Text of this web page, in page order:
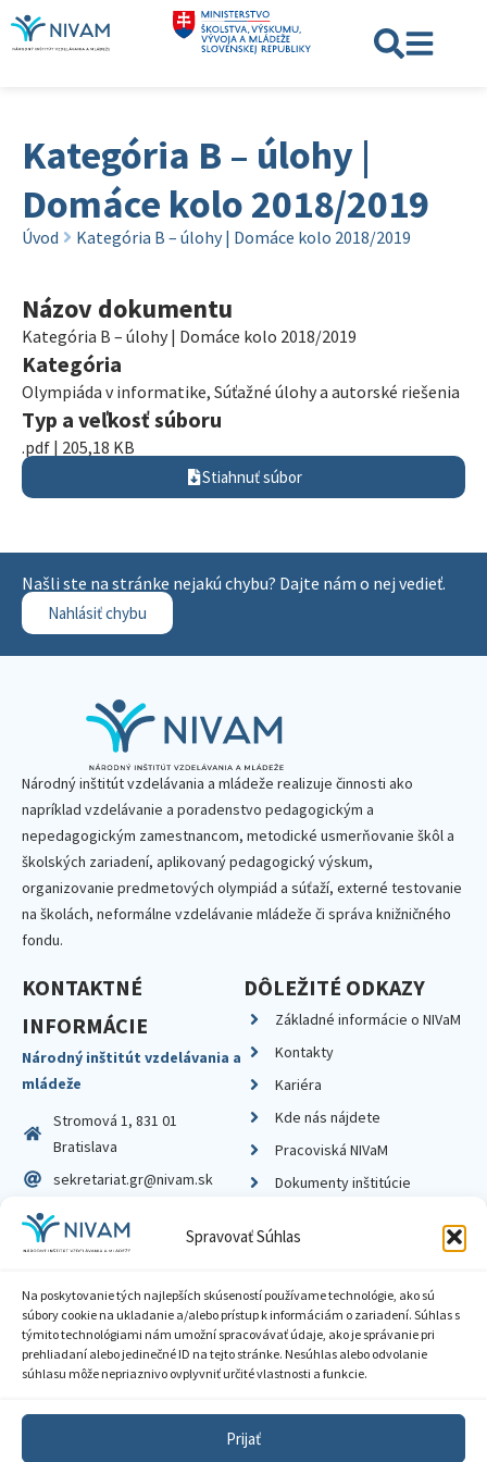
Spravovať Súhlas
Na poskytovanie tých najlepších skúseností používame technológie, ako sú
súbory cookie na ukladanie a/alebo prístup k informáciám o zariadení. Súhlas s
týmito technológiami nám umožní spracovávať údaje, ako je správanie pri
prehliadaní alebo jedinečné ID na tejto stránke. Nesúhlas alebo odvolanie
súhlasu môže nepriaznivo ovplyvniť určité vlastnosti a funkcie.
Prijať
Kategória B – úlohy |
Domáce kolo 2018/2019
Úvod Kategória B – úlohy | Domáce kolo 2018/2019
Názov dokumentu
Kategória B – úlohy | Domáce kolo 2018/2019
Kategória
Olympiáda v informatike, Súťažné úlohy a autorské riešenia
Typ a veľkosť súboru
.pdf | 205,18 KB
Stiahnuť súbor
Našli ste na stránke nejakú chybu? Dajte nám o nej vedieť.
Nahlásiť chybu
Národný inštitút vzdelávania a mládeže realizuje činnosti ako
napríklad vzdelávanie a poradenstvo pedagogickým a
nepedagogickým zamestnancom, metodické usmerňovanie škôl a
školských zariadení, aplikovaný pedagogický výskum,
organizovanie predmetových olympiád a súťaží, externé testovanie
na školách, neformálne vzdelávanie mládeže či správa knižničného
fondu.
KONTAKTNÉ
INFORMÁCIE
Národný inštitút vzdelávania a
mládeže
Stromová 1, 831 01
Bratislava
sekretariat.gr@nivam.sk
IČO: 00164348
DIČ: 2020798714
DÔLEŽITÉ ODKAZY
Základné informácie o NIVaM
Kontakty
Kariéra
Kde nás nájdete
Pracoviská NIVaM
Dokumenty inštitúcie
Zásady ochrany súkromia
Sprístupnenie informácií